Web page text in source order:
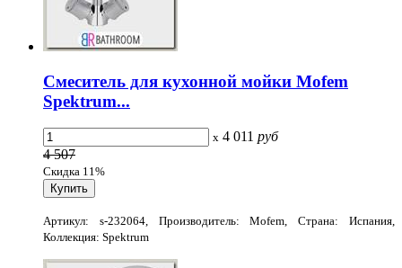
Смеситель для кухонной мойки Mofem
Spektrum...
x 4 011 руб
4 507
Скидка 11%
Артикул: s-232064, Производитель: Mofem, Страна: Испания,
Коллекция: Spektrum